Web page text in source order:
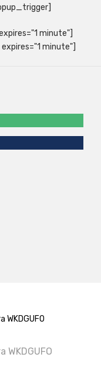
minute"]
minute"]
WKDGUFO